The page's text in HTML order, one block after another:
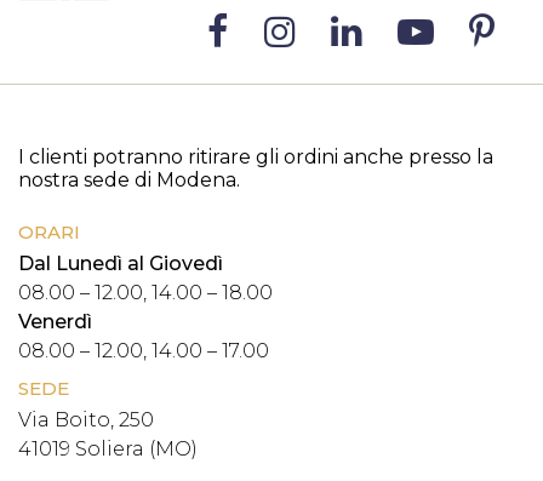
I clienti potranno ritirare gli ordini anche presso la
nostra sede di Modena.
ORARI
Dal Lunedì al Giovedì
08.00 – 12.00, 14.00 – 18.00
Venerdì
08.00 – 12.00, 14.00 – 17.00
SEDE
Via Boito, 250
41019 Soliera (MO)